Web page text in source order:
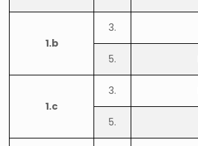
1.b
3.
5.
1.c
3.
5.